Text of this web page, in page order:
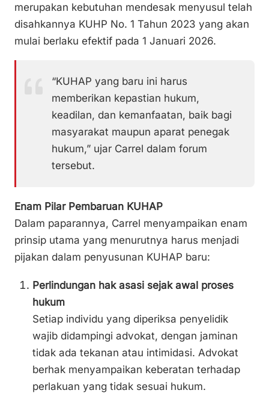
merupakan kebutuhan mendesak menyusul telah
disahkannya KUHP No. 1 Tahun 2023 yang akan
mulai berlaku efektif pada 1 Januari 2026.
“KUHAP yang baru ini harus
memberikan kepastian hukum,
keadilan, dan kemanfaatan, baik bagi
masyarakat maupun aparat penegak
hukum,” ujar Carrel dalam forum
tersebut.
Enam Pilar Pembaruan KUHAP
Dalam paparannya, Carrel menyampaikan enam
prinsip utama yang menurutnya harus menjadi
pijakan dalam penyusunan KUHAP baru:
Perlindungan hak asasi sejak awal proses
hukum
Setiap individu yang diperiksa penyelidik
wajib didampingi advokat, dengan jaminan
tidak ada tekanan atau intimidasi. Advokat
berhak menyampaikan keberatan terhadap
perlakuan yang tidak sesuai hukum.